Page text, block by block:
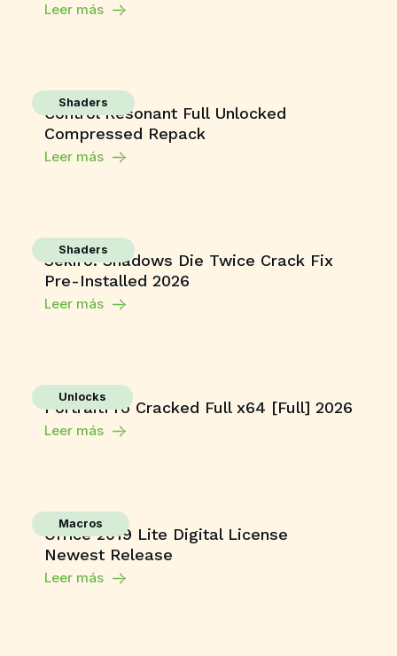
Leer más
Shaders
Control Resonant Full Unlocked
Compressed Repack
Leer más
Shaders
Sekiro: Shadows Die Twice Crack Fix
Pre-Installed 2026
Leer más
Unlocks
PortraitPro Cracked Full x64 [Full] 2026
Leer más
Macros
Office 2019 Lite Digital License
Newest Release
Leer más